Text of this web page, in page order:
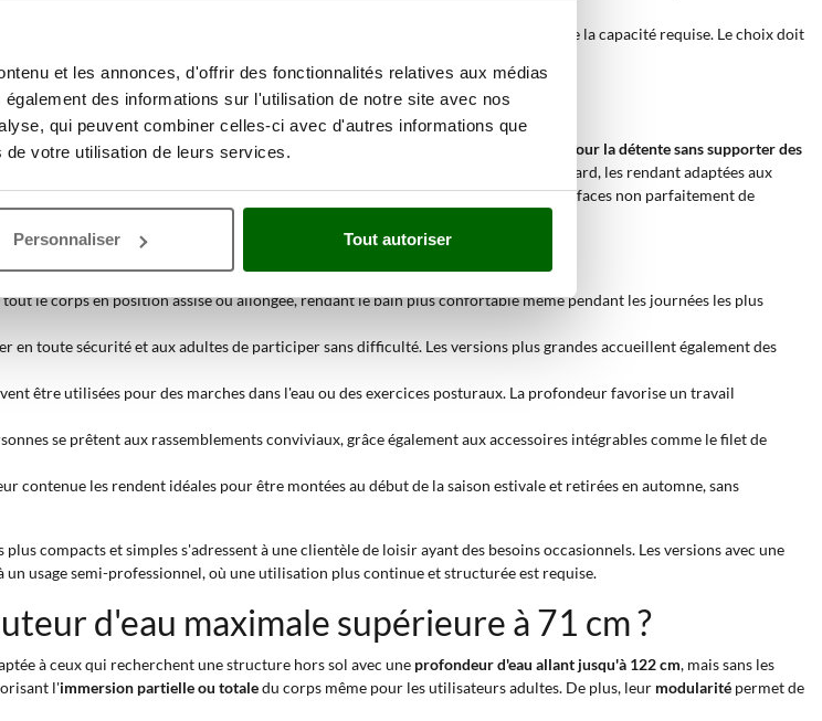
et les annonces, d'offrir des fonctionnalités relatives aux médias
des informations sur l'utilisation de notre site avec nos
qui peuvent combiner celles-ci avec d'autres informations que
votre utilisation de leurs services.
Personnaliser Tout autoriser
nécessité d'achats séparés.
les hauteurs de 86 à 132 cm. Les dimensions varient en fonction du modèle et de la capacité requise. Le choix doit
d'eau maximale de 71 cm ?
des contextes résidentiels où l'on souhaite aménager une surface de baignade pour la détente sans supporter des
permet une plus grande immersion par rapport aux modèles standard, les rendant adaptées aux
lorsque l'on recherche un produit stable, sûr et installable même sur des surfaces non parfaitement de
le corps en position assise ou allongée, rendant le bain plus confortable même pendant les journées les plus
en toute sécurité et aux adultes de participer sans difficulté. Les versions plus grandes accueillent également des
être utilisées pour des marches dans l'eau ou des exercices posturaux. La profondeur favorise un travail
se prêtent aux rassemblements conviviaux, grâce également aux accessoires intégrables comme le filet de
contenue les rendent idéales pour être montées au début de la saison estivale et retirées en automne, sans
plus compacts et simples s'adressent à une clientèle de loisir ayant des besoins occasionnels. Les versions avec une
usage semi-professionnel, où une utilisation plus continue et structurée est requise.
d'eau maximale supérieure à 71 cm ?
à ceux qui recherchent une structure hors sol avec une profondeur d'eau allant jusqu'à 122 cm, mais sans les
l'immersion partielle ou totaledu corps même pour les utilisateurs adultes. De plus, leur modularité permet de